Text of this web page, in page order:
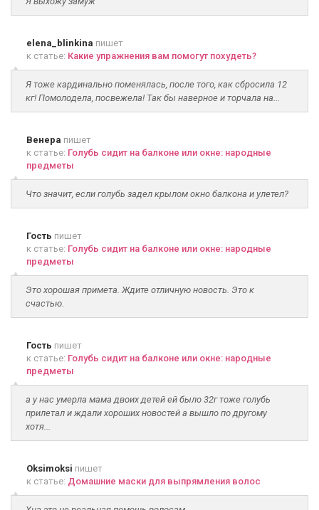
elena_blinkina пишет
к статье: Какие упражнения вам помогут похудеть?
Я тоже кардинально поменялась, после того, как сбросила 12
кг! Помолодела, посвежела! Так бы наверное и торчала на...
Венера пишет
к статье: Голубь сидит на балконе или окне: народные
предметы
Что значит, если голубь задел крылом окно балкона и улетел?
Гость пишет
к статье: Голубь сидит на балконе или окне: народные
предметы
Это хорошая примета. Ждите отличную новость. Это к
счастью.
Гость пишет
к статье: Голубь сидит на балконе или окне: народные
предметы
а у нас умерла мама двоих детей ей было 32г тоже голубь
прилетал и ждали хороших новостей а вышло по другому
хотя...
Oksimoksi пишет
к статье: Домашние маски для выпрямления волос